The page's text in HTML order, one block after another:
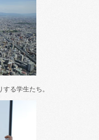
る学生たち。